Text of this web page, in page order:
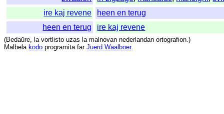
ire kaj revene
heen en terug
heen en terug
ire kaj revene
(Bedaŭre, la vortlisto uzas la malnovan nederlandan ortografion.)
Malbela kodo programita far Juerd Waalboer.